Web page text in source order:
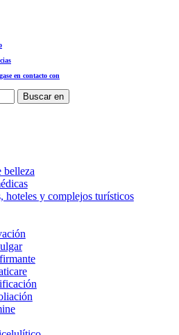
en contacto con
Buscar en
belleza
hoteles y complejos turísticos